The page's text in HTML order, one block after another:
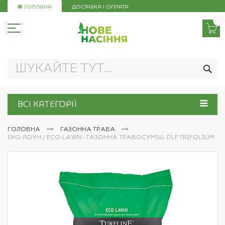
Skip
ГОЛОВНА ДОСТАВКА І ОПЛАТА
ВСІ КАТЕГОРІЇ
ГОЛОВНА
ГАЗОННА ТРАВА
ЕКО-ЛОУН / ECO-LAWN - ГАЗОННА ТРАВОСУМІШ, DLF TRIFOLIUM